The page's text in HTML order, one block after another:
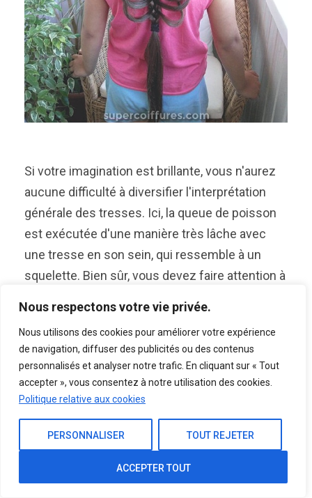
Nous respectons votre vie privée.
Nous utilisons des cookies pour améliorer votre expérience
de navigation, diffuser des publicités ou des contenus
personnalisés et analyser notre trafic. En cliquant sur « Tout
accepter », vous consentez à notre utilisation des cookies.
Politique relative aux cookies
PERSONNALISER TOUT REJETER
ACCEPTER TOUT
Si votre imagination est brillante, vous n'aurez
aucune difficulté à diversifier l'interprétation
générale des tresses. Ici, la queue de poisson
est exécutée d'une manière très lâche avec
une tresse en son sein, qui ressemble à un
squelette. Bien sûr, vous devez faire attention à
Chignon floral Tissage